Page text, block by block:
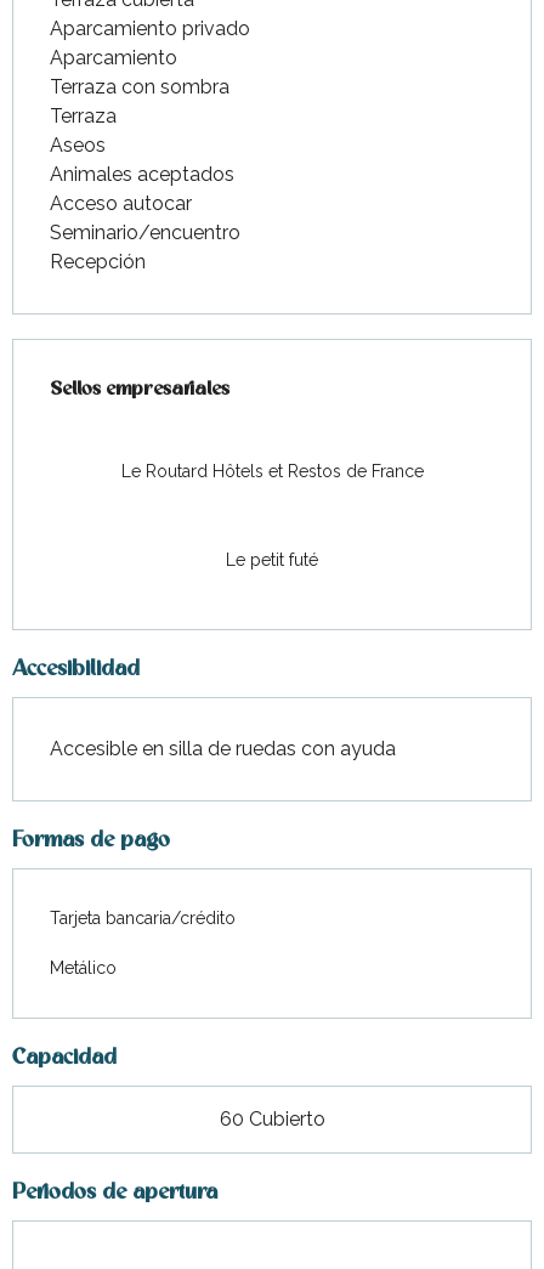
Aparcamiento privado
Aparcamiento
Terraza con sombra
Terraza
Aseos
Animales aceptados
Acceso autocar
Seminario/encuentro
Recepción
Sellos empresariales
Sellos empresariales
Le Routard Hôtels et Restos de France
Le petit futé
Accesibilidad
Accesible en silla de ruedas con ayuda
Formas de pago
Tarjeta bancaria/crédito
Metálico
Capacidad
60 Cubierto
Periodos de apertura